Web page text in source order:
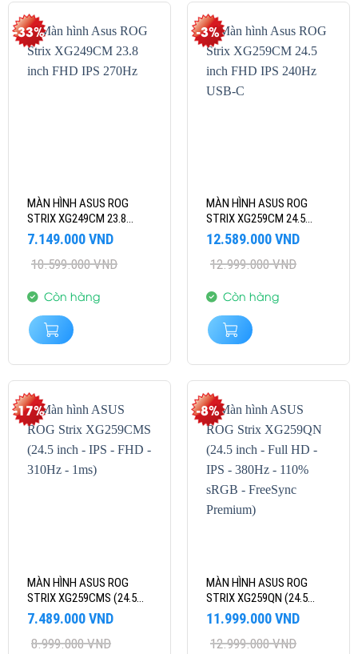
-33%
MÀN HÌNH ASUS ROG
STRIX XG249CM 23.8
INCH FHD IPS 270HZ
10.599.000VND
Giá
là:
7.149.000VND
Giá
tại
7.149.000 VND.
Còn hàng
-3%
MÀN HÌNH ASUS ROG
STRIX XG259CM 24.5
INCH FHD IPS 240HZ USB-
C
12.999.000VND
Giá
là:
12.589.000VND
Giá
tại
12.589.000 VND.
Còn hàng
-17%
MÀN HÌNH ASUS ROG
STRIX XG259CMS (24.5
INCH – IPS – FHD – 310HZ
– 1MS)
8.999.000VND
Giá
là:
7.489.000VND
Giá
tại
-8%
MÀN HÌNH ASUS ROG
STRIX XG259QN (24.5
INCH – FULL HD – IPS –
380HZ – 110% SRGB –
FREESYNC PREMIUM)
12.999.000VND
Giá
là:
11.999.000VND
Giá
tại